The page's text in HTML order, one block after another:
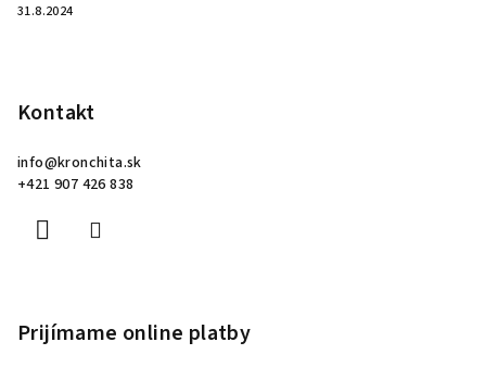
31.8.2024
Kontakt
info@kronchita.sk
+421 907 426 838
Prijímame online platby